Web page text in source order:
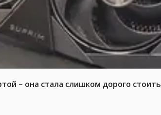
– она стала слишком дорого стоить